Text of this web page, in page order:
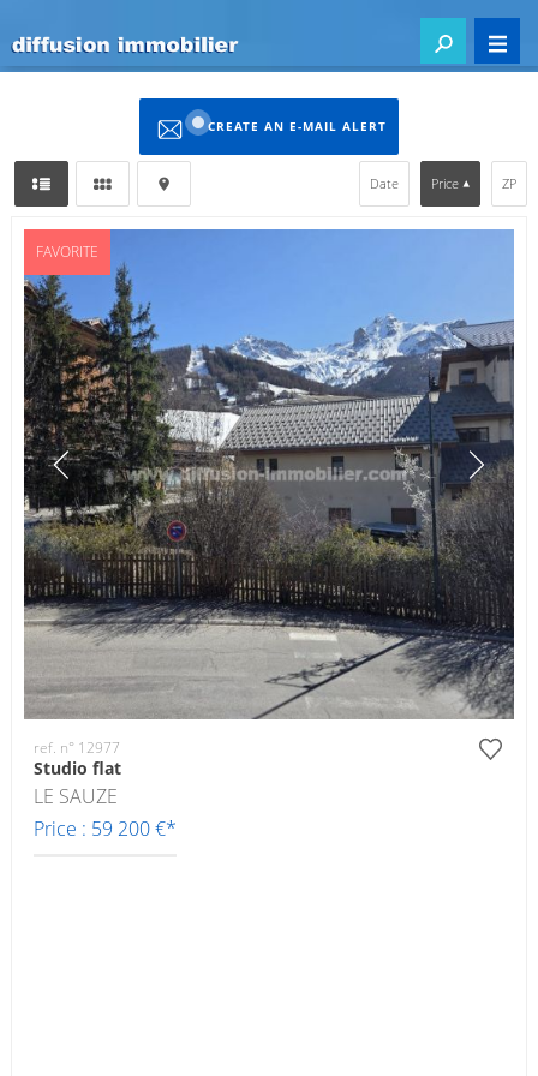
CREATE AN E-MAIL ALERT
Date Price ZP
FAVORITE
ref. n° 12977
Studio flat
LE SAUZE
Price : 59 200 €*